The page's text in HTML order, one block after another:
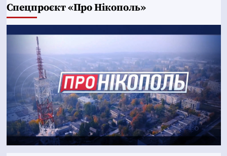
Cпецпроєкт «Про Нікополь»